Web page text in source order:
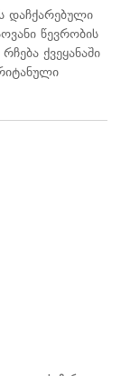
დაჩქარებული
წევრობის
ქვეყანაში